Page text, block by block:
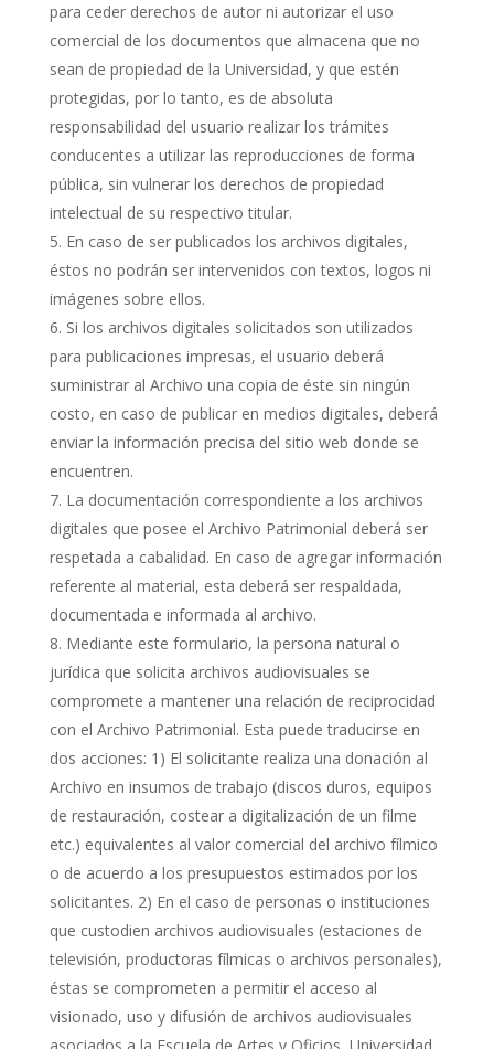
para ceder derechos de autor ni autorizar el uso
comercial de los documentos que almacena que no
sean de propiedad de la Universidad, y que estén
protegidas, por lo tanto, es de absoluta
responsabilidad del usuario realizar los trámites
conducentes a utilizar las reproducciones de forma
pública, sin vulnerar los derechos de propiedad
intelectual de su respectivo titular.
En caso de ser publicados los archivos digitales,
éstos no podrán ser intervenidos con textos, logos ni
imágenes sobre ellos.
Si los archivos digitales solicitados son utilizados
para publicaciones impresas, el usuario deberá
suministrar al Archivo una copia de éste sin ningún
costo, en caso de publicar en medios digitales, deberá
enviar la información precisa del sitio web donde se
encuentren.
La documentación correspondiente a los archivos
digitales que posee el Archivo Patrimonial deberá ser
respetada a cabalidad. En caso de agregar información
referente al material, esta deberá ser respaldada,
documentada e informada al archivo.
Mediante este formulario, la persona natural o
jurídica que solicita archivos audiovisuales se
compromete a mantener una relación de reciprocidad
con el Archivo Patrimonial. Esta puede traducirse en
dos acciones: 1) El solicitante realiza una donación al
Archivo en insumos de trabajo (discos duros, equipos
de restauración, costear a digitalización de un filme
etc.) equivalentes al valor comercial del archivo fílmico
o de acuerdo a los presupuestos estimados por los
solicitantes. 2) En el caso de personas o instituciones
que custodien archivos audiovisuales (estaciones de
televisión, productoras fílmicas o archivos personales),
éstas se comprometen a permitir el acceso al
visionado, uso y difusión de archivos audiovisuales